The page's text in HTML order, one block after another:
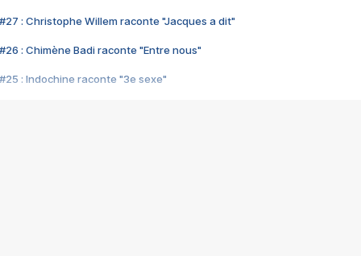
#27 : Christophe Willem raconte "Jacques a dit"
#26 : Chimène Badi raconte "Entre nous"
#25 : Indochine raconte "3e sexe"